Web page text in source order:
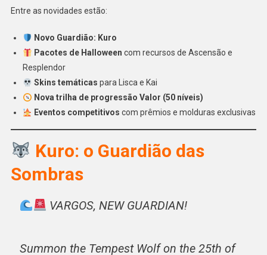
Entre as novidades estão:
Novo Guardião: Kuro
Pacotes de Halloween com recursos de Ascensão e
Resplendor
Skins temáticas para Lisca e Kai
Nova trilha de progressão Valor (50 níveis)
Eventos competitivos com prêmios e molduras exclusivas
Kuro: o Guardião das
Sombras
VARGOS, NEW GUARDIAN!
Summon the Tempest Wolf on the 25th of